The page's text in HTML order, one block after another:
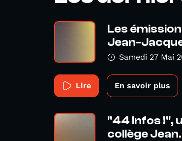
Les
Jean-
Samedi 27 Mai
Lire En savoir plus
"44 Infos !",
collège